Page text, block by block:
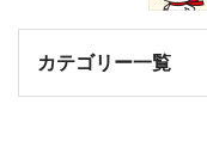
カテゴリー一覧